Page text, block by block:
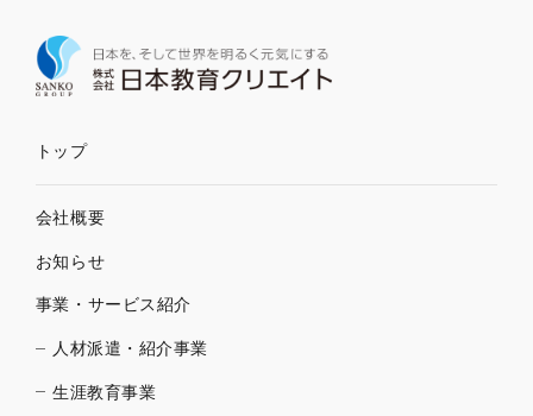
トップ
会社概要
お知らせ
事業・サービス紹介
人材派遣・紹介事業
生涯教育事業